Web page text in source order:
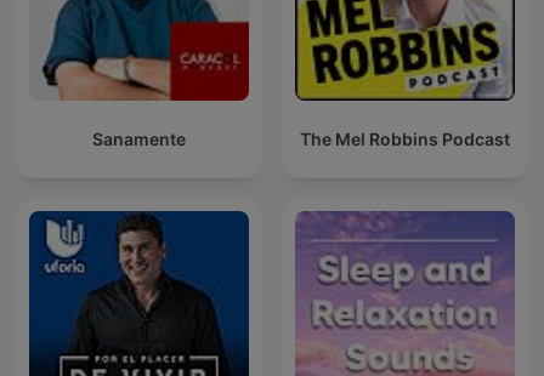
Sanamente The Mel Robbins Podcast